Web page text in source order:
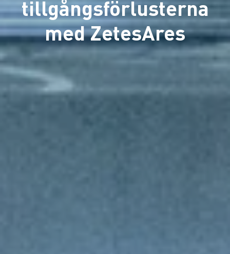
tillgångsförlusterna
med ZetesAres